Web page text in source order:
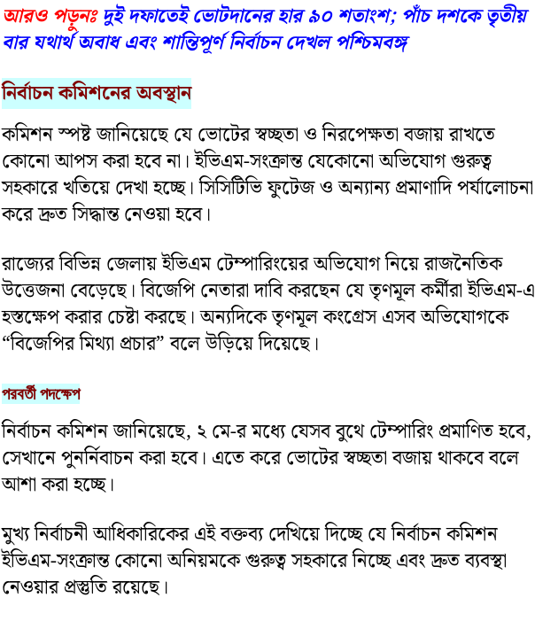
আরও পড়ুনঃ দুই দফাতেই ভোটদানের হার ৯০ শতাংশ; পাঁচ দশকে তৃতীয়
বার যথার্থ অবাধ এবং শান্তিপূর্ণ নির্বাচন দেখল পশ্চিমবঙ্গ
নির্বাচন কমিশনের অবস্থান
কমিশন স্পষ্ট জানিয়েছে যে ভোটের স্বচ্ছতা ও নিরপেক্ষতা বজায় রাখতে
কোনো আপস করা হবে না। ইভিএম-সংক্রান্ত যেকোনো অভিযোগ গুরুত্ব
সহকারে খতিয়ে দেখা হচ্ছে। সিসিটিভি ফুটেজ ও অন্যান্য প্রমাণাদি পর্যালোচনা
করে দ্রুত সিদ্ধান্ত নেওয়া হবে।
রাজ্যের বিভিন্ন জেলায় ইভিএম টেম্পারিংয়ের অভিযোগ নিয়ে রাজনৈতিক
উত্তেজনা বেড়েছে। বিজেপি নেতারা দাবি করছেন যে তৃণমূল কর্মীরা ইভিএম-এ
হস্তক্ষেপ করার চেষ্টা করছে। অন্যদিকে তৃণমূল কংগ্রেস এসব অভিযোগকে
“বিজেপির মিথ্যা প্রচার” বলে উড়িয়ে দিয়েছে।
পরবর্তী পদক্ষেপ
নির্বাচন কমিশন জানিয়েছে, ২ মে-র মধ্যে যেসব বুথে টেম্পারিং প্রমাণিত হবে,
সেখানে পুনর্নিবাচন করা হবে। এতে করে ভোটের স্বচ্ছতা বজায় থাকবে বলে
আশা করা হচ্ছে।
মুখ্য নির্বাচনী আধিকারিকের এই বক্তব্য দেখিয়ে দিচ্ছে যে নির্বাচন কমিশন
ইভিএম-সংক্রান্ত কোনো অনিয়মকে গুরুত্ব সহকারে নিচ্ছে এবং দ্রুত ব্যবস্থা
নেওয়ার প্রস্তুতি রয়েছে।